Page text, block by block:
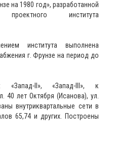
на 1980 год», разработанной
института
института выполнена
г. Фрунзе на период до
«Запад-II», «Запад-III», к
40 лет Октября (Исанова), ул.
внутриквартальные сети в
65,74 и других. Построены